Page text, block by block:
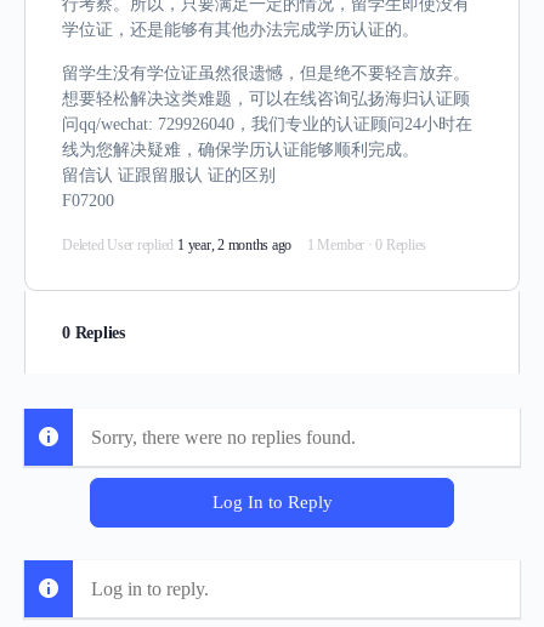
行考察。所以，只要满足一定的情况，留学生即使没有
学位证，还是能够有其他办法完成学历认证的。
留学生没有学位证虽然很遗憾，但是绝不要轻言放弃。
想要轻松解决这类难题，可以在线咨询弘扬海归认证顾
问qq/wechat: 729926040，我们专业的认证顾问24小时在
线为您解决疑难，确保学历认证能够顺利完成。
留信认 证跟留服认 证的区别
F07200
Deleted User replied 1 year, 2 months ago 1 Member · 0 Replies
0 Replies
Sorry, there were no replies found.
Log In to Reply
Log in to reply.